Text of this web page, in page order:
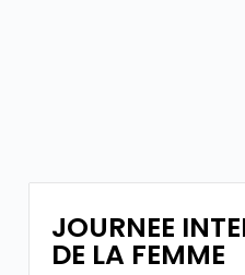
JOURNEE
DE LA FEMME